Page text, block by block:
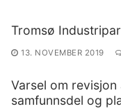
Tromsø
13. NOVEMBER 2019
Varsel om
samfunnsdel og